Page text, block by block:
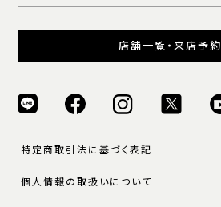
店舗一覧・来店予約
特定商取引法に基づく表記
個人情報の取扱いについて